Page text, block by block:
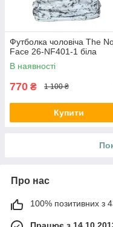
Футболка чоловіча The
Face 26-NF401-1 біла
В наявності
770 ₴ 1 100 ₴
Купити
Про нас
100% позитивних з